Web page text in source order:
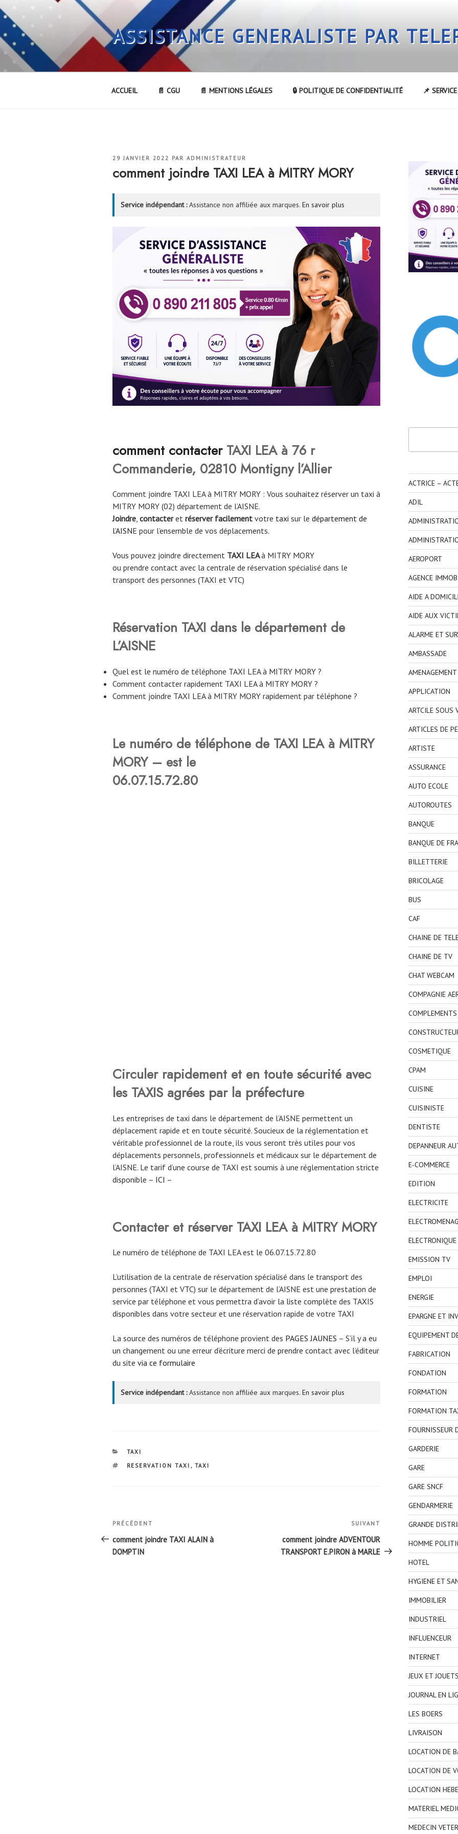
Aller
au
contenu
principal
ASSISTANCE GENERALISTE PAR
ACCUEIL 📄 CGU 📄 MENTIONS LÉGALES 🔒 POLITIQUE DE CONFIDENTIALITÉ 📌
PUBLIÉ
29 JANVIER 2022 PAR ADMINISTRATEUR
comment joindre TAXI LEA à MITRY MORY
Service indépendant :Assistance non affiliée aux marques. En savoir plus
comment contacterTAXI LEA à 76 r
Commanderie, 02810 Montigny l’Allier
Comment joindre TAXI LEA à MITRY MORY : Vous souhaitez réserver un taxi à
MITRY MORY (02) département de l’AISNE.
Joindre, contacteret réserver facilement votre taxi sur le département de
l’AISNE pour l’ensemble de vos déplacements.
Vous pouvez joindre directement TAXI LEAà MITRY MORY
ou prendre contact avec la centrale de réservation spécialisé dans le
transport des personnes (TAXI et VTC)
Réservation TAXI dans le département de
L’AISNE
Quel est le numéro de téléphone TAXI LEA à MITRY MORY ?
Comment contacter rapidement TAXI LEA à MITRY MORY ?
Comment joindre TAXI LEA à MITRY MORY rapidement par téléphone ?
Le numéro de téléphone de TAXI LEA à MITRY
MORY – est le
06.07.15.72.80
Circuler rapidement et en toute sécurité avec
les TAXIS agrées par la préfecture
Les entreprises de taxi dans le département de l’AISNE permettent un
déplacement rapide et en toute sécurité. Soucieux de la réglementation et
véritable professionnel de la route, ils vous seront très utiles pour vos
déplacements personnels, professionnels et médicaux sur le département de
l’AISNE. Le tarif d’une course de TAXI est soumis à une réglementation stricte
disponible – ICI –
Contacter et réserver TAXI LEA à MITRY MORY
Le numéro de téléphone de TAXI LEA est le 06.07.15.72.80
L’utilisation de la centrale de réservation spécialisé dans le transport des
personnes (TAXI et VTC) sur le département de l’AISNE est une prestation de
service par téléphone et vous permettra d’avoir la liste complète des TAXIS
disponibles dans votre secteur et une réservation rapide de votre TAXI
La source des numéros de téléphone provient des PAGES JAUNES – S’il y a eu
un changement ou une erreur d’écriture merci de prendre contact avec l’éditeur
du site via ce formulaire
Service indépendant :Assistance non affiliée aux marques. En savoir plus
CATÉGORIES
TAXI
ÉTIQUETTES
RESERVATION TAXI , TAXI
Navigation
de
l’article
Article
précédent
PRÉCÉDENT
comment joindre TAXI ALAIN à
DOMPTIN
SUIVANT
comment joindre ADVENTOUR
TRANSPORT E.PIRON à MARLE
ACTRICE –
ADIL
AEROPORT
AGENCE
AIDE A
AIDE AUX
ALARME ET
AMBASSADE
APPLICATION
ARTCILE SOUS
ARTICLES DE
ARTISTE
ASSURANCE
AUTO ECOLE
AUTOROUTES
BANQUE
BANQUE DE
BILLETTERIE
BRICOLAGE
BUS
CAF
CHAINE DE
CHAINE DE TV
CHAT WEBCAM
COMPAGNIE
COSMETIQUE
CPAM
CUISINE
CUISINISTE
DENTISTE
DEPANNEUR
E-COMMERCE
EDITION
ELECTRICITE
EMISSION TV
EMPLOI
ENERGIE
EPARGNE ET
EQUIPEMENT
FABRICATION
FONDATION
FORMATION
FORMATION
FOURNISSEUR
GARDERIE
GARE
GARE SNCF
GENDARMERIE
GRANDE
HOMME
HOTEL
HYGIENE ET
IMMOBILIER
INDUSTRIEL
INFLUENCEUR
INTERNET
JEUX ET JOUETS
JOURNAL EN
LES BOERS
LIVRAISON
LOCATION DE
LOCATION DE
LOCATION
MATERIEL
MEDECIN